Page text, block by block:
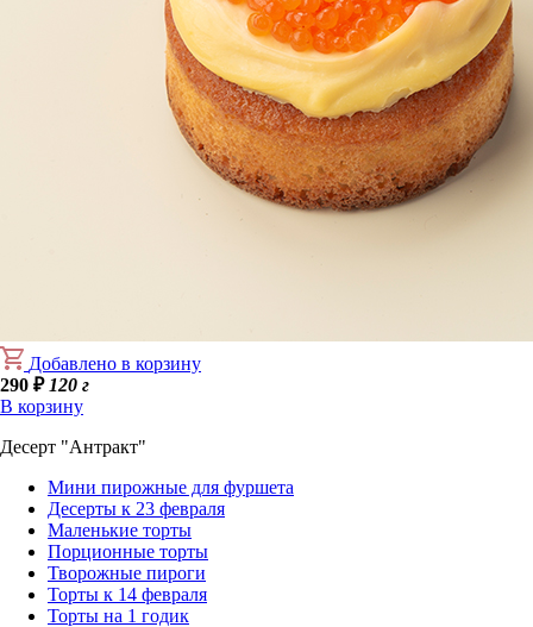
Добавлено в корзину
290 ₽ 120 г
В корзину
Десерт "Антракт"
Mини пирожные для фуршета
Десерты к 23 февраля
Маленькие торты
Порционные торты
Творожные пироги
Торты к 14 февраля
Торты на 1 годик